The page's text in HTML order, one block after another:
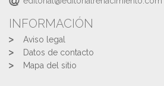
INFORMACIÓN
Aviso legal
Datos de contacto
Mapa del sitio